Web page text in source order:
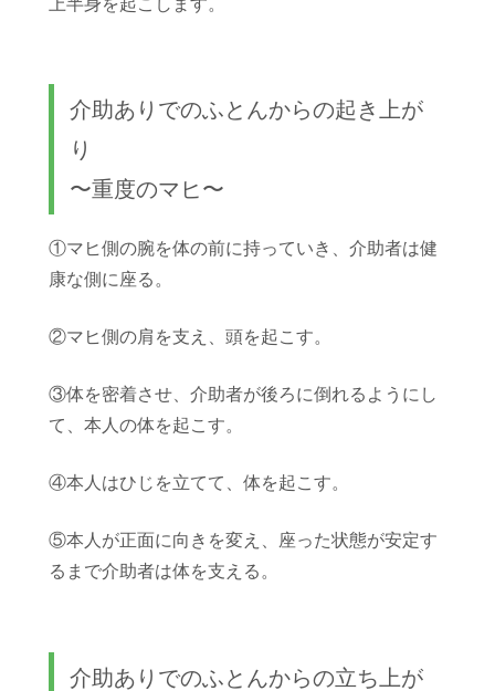
介助ありでのふとんからの起き上が
り
〜重度のマヒ〜
①マヒ側の腕を体の前に持っていき、介助者は健
康な側に座る。
②マヒ側の肩を支え、頭を起こす。
③体を密着させ、介助者が後ろに倒れるようにし
て、本人の体を起こす。
④本人はひじを立てて、体を起こす。
⑤本人が正面に向きを変え、座った状態が安定す
るまで介助者は体を支える。
介助ありでのふとんからの立ち上が